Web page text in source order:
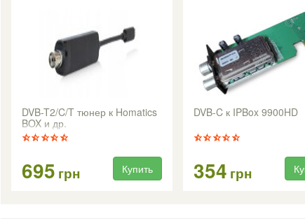
DVB-T2/C/T тюнер к Homatics
BOX и др.
695 грн Купить
DVB-C к IPBox 9900HD
354 грн